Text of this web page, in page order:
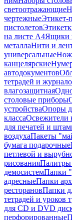
светоотражающие
чертежныеЭтикет-
пистолетов
на листе А4Ящики
металлаНити и
универсальные
канцелярские
автодокументов
тетрадей и
влагозащитная
столовые приборы
устройстваОпоры
классаОсвежители
для печатей и
воздухаПакеты
бумага подарочные
петлевой и
рисованияПалитры
демосистемПапки
адресныеПапки
ресторановПапки
тетрадей и уроков
для CD и DVD
перфорированные